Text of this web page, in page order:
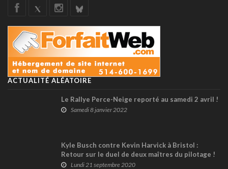
ACTUALITÉ ALÉATOIRE
Le Rallye Perce-Neige reporté au samedi 2 avril !
Samedi 8 janvier 2022
Kyle Busch contre Kevin Harvick à Bristol :
Retour sur le duel de deux maîtres du pilotage !
(+ vidéo)
Lundi 21 septembre 2020